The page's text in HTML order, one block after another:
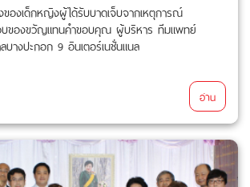
องเด็กหญิงผู้ได้รับบาดเจ็บจากเหตุการณ์
บของขวัญแทนคำขอบคุณ ผู้บริหาร ทีมแพทย์
างปะกอก 9 อินเตอร์เนชั่นแนล
อ่าน